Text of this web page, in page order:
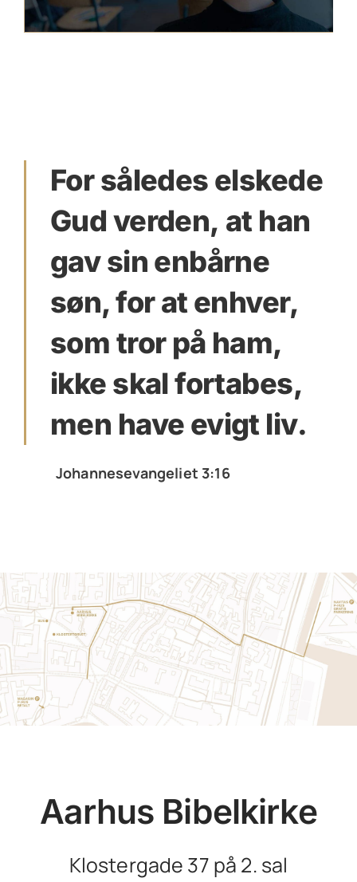
For således elskede
Gud verden, at han
gav sin enbårne
søn, for at enhver,
som tror på ham,
ikke skal fortabes,
men have evigt liv.
Johannesevangeliet 3:16
Aarhus Bibelkirke
Klostergade 37 på 2. sal